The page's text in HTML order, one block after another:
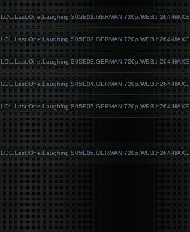
LOL.Last.One.Laughing.S05E01.GERMAN.720p.WEB.h264-HAXE
LOL.Last.One.Laughing.S05E02.GERMAN.720p.WEB.h264-HAXE
LOL.Last.One.Laughing.S05E03.GERMAN.720p.WEB.h264-HAXE
LOL.Last.One.Laughing.S05E04.GERMAN.720p.WEB.h264-HAXE
LOL.Last.One.Laughing.S05E05.GERMAN.720p.WEB.h264-HAXE
LOL.Last.One.Laughing.S05E06.GERMAN.720p.WEB.h264-HAXE